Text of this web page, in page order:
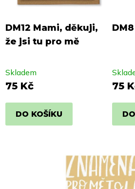
DM12 Mami, děkuji,
že jsi tu pro mě
Skladem
75 Kč
DO KOŠÍKU
75